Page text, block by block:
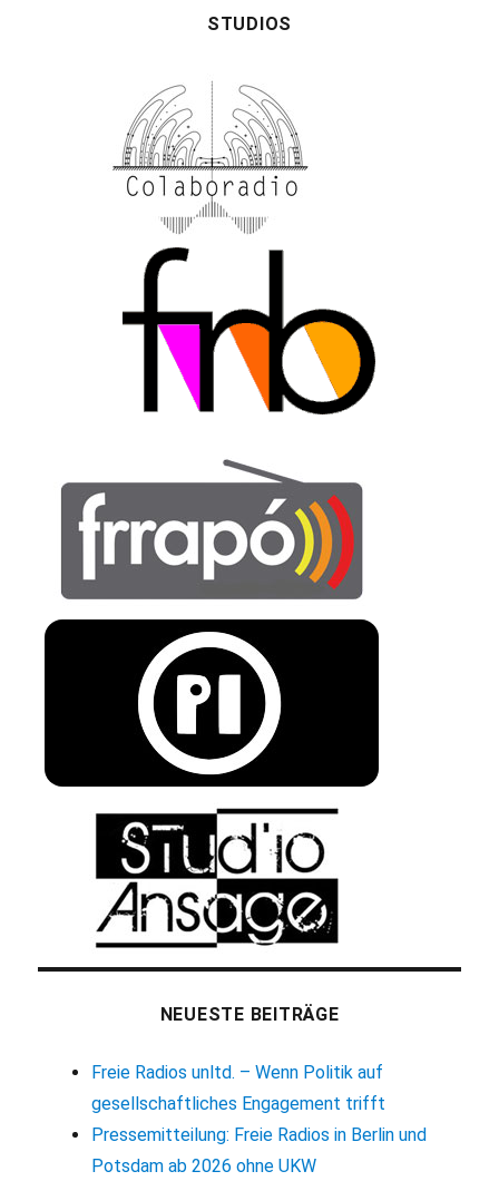
STUDIOS
NEUESTE BEITRÄGE
Freie Radios unltd. – Wenn Politik auf
gesellschaftliches Engagement trifft
Pressemitteilung: Freie Radios in Berlin und
Potsdam ab 2026 ohne UKW